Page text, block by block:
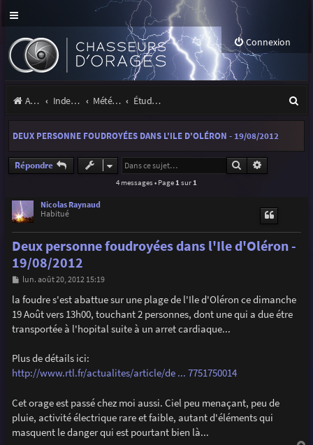
Connexion
Accueil Index du forum Météo et climatologie des orages Étude de phénomènes orageux
e
DEUX PERSONNE FOUDROYÉES DANS L'ILE D'OLÉRON - 19/08/2012
Répondre Rechercher
4 messages • Page 1 sur 1
Nicolas Raynaud
Habitué
Deux personne foudroyées dans l'Ile d'Oléron -
19/08/2012
M
s
s
a
e
lun. août 20, 2012 15:19
la foudre s'est abattue sur une plage de l'Ile d'Oléron ce dimanche
19 Août vers 13h00, touchant 2 personnes, dont une qui a due étre
transportée à l'hopital suite à un arret cardiaque...
Plus de détails ici:
http://www.rtl.fr/actualites/article/de ... 7751750014
Cet orage est passé chez moi aussi. Ciel peu menaçant, peu de
pluie, activité électrique rare et faible, autant d'éléments qui
masquent le danger qui est pourtant bien là...